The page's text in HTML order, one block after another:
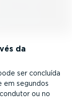
da
ser concluída
em segundos
ou no